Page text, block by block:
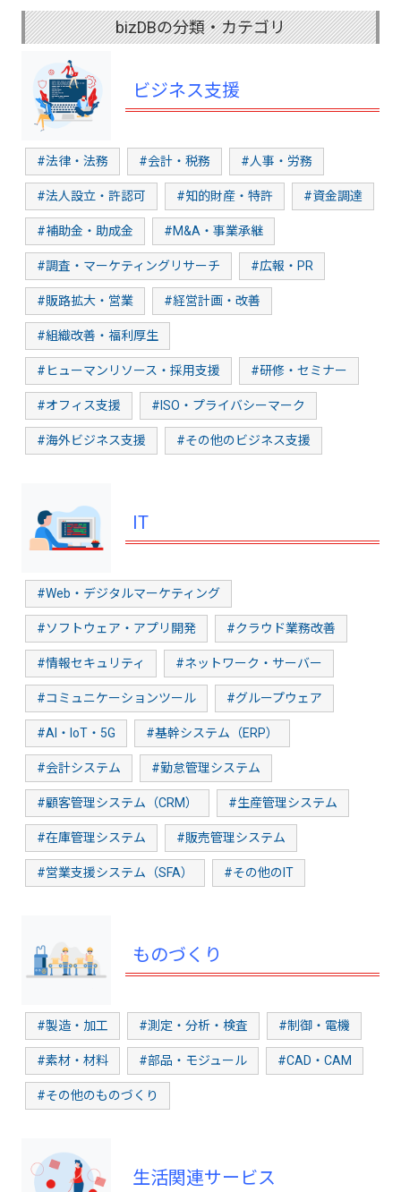
bizDBの分類・カテゴリ
ビジネス支援
#法律・法務 #会計・税務 #人事・労務
#法人設立・許認可 #知的財産・特許 #資金調達
#補助金・助成金 #M&A・事業承継
#調査・マーケティングリサーチ #広報・PR
#販路拡大・営業 #経営計画・改善
#組織改善・福利厚生
#ヒューマンリソース・採用支援 #研修・セミナー
#オフィス支援 #ISO・プライバシーマーク
#海外ビジネス支援 #その他のビジネス支援
IT
#Web・デジタルマーケティング
#ソフトウェア・アプリ開発 #クラウド業務改善
#情報セキュリティ #ネットワーク・サーバー
#コミュニケーションツール #グループウェア
#AI・IoT・5G #基幹システム（ERP）
#会計システム #勤怠管理システム
#顧客管理システム（CRM） #生産管理システム
#在庫管理システム #販売管理システム
#営業支援システム（SFA） #その他のIT
ものづくり
#製造・加工 #測定・分析・検査 #制御・電機
#素材・材料 #部品・モジュール #CAD・CAM
#その他のものづくり
生活関連サービス